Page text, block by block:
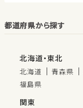
都道府県から探す
北海道・東北
北海道 青森県
福島県
関東